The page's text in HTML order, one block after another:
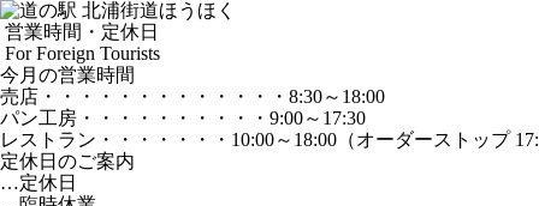
営業時間・定休日
For Foreign Tourists
今月の営業時間
売店 ・・・・・・・・・・・・・ 8:30～18:00
パン工房 ・・・・・・・・・・ 9:00～17:30
レストラン ・・・・・・・ 10:00～18:00 （オーダーストップ
定休日のご案内
…定休日